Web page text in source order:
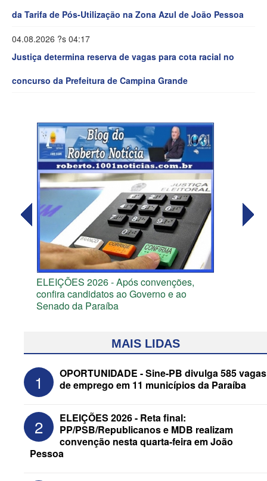
da Tarifa de Pós-Utilização na Zona Azul de João Pessoa
04.08.2026 ?s 04:17
Justiça determina reserva de vagas para cota racial no
concurso da Prefeitura de Campina Grande
ELEIÇÕES 2026 - Após convenções,
confira candidatos ao Governo e ao
Senado da Paraíba
MAIS LIDAS
1
OPORTUNIDADE - Sine-PB divulga 585 vagas
de emprego em 11 municípios da Paraíba
2
ELEIÇÕES 2026 - Reta final:
PP/PSB/Republicanos e MDB realizam
convenção nesta quarta-feira em João
Pessoa